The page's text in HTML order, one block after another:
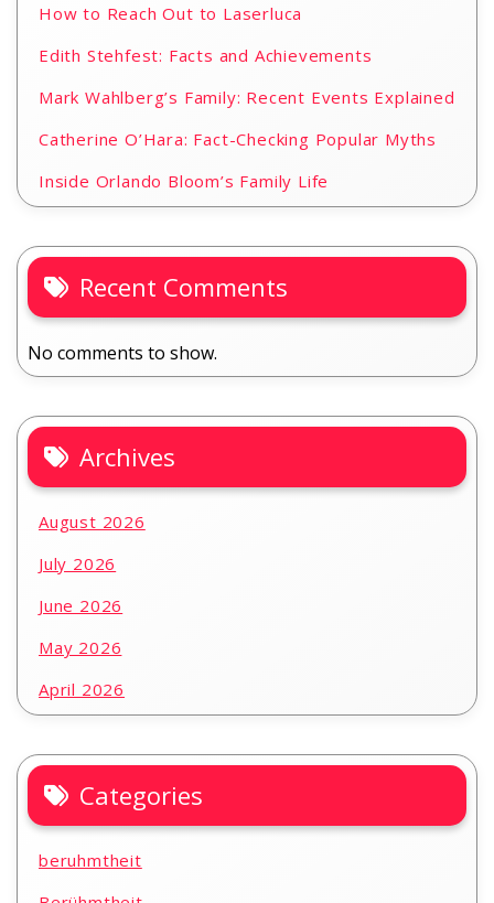
How to Reach Out to Laserluca
Edith Stehfest: Facts and Achievements
Mark Wahlberg’s Family: Recent Events Explained
Catherine O’Hara: Fact-Checking Popular Myths
Inside Orlando Bloom’s Family Life
Recent Comments
No comments to show.
Archives
August 2026
July 2026
June 2026
May 2026
April 2026
Categories
beruhmtheit